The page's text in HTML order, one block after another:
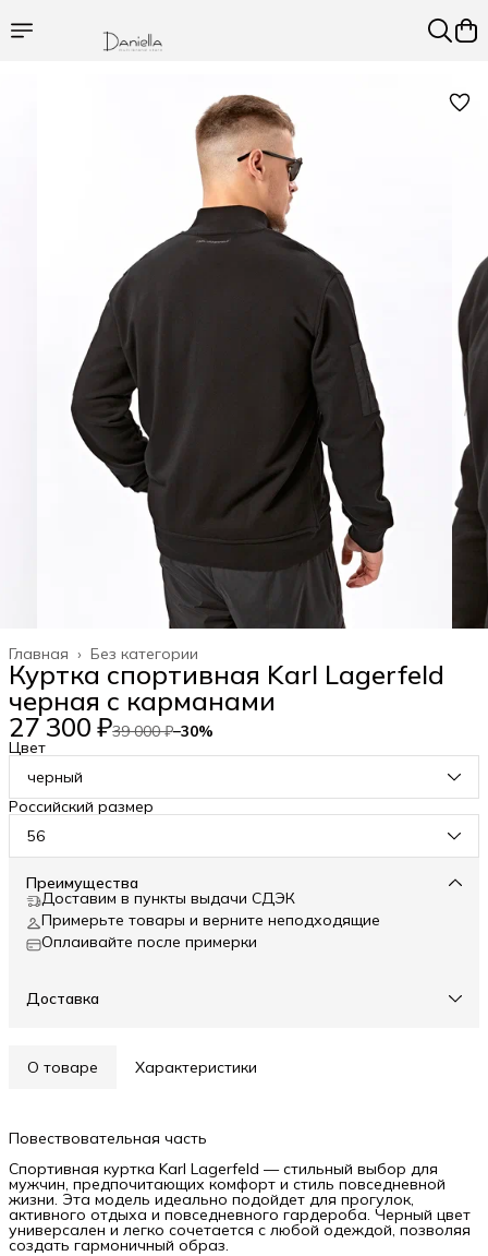
Без категории
Главная ›
Куртка спортивная Karl Lagerfeld
черная с карманами
27 300 ₽39 000 ₽−30%
Цвет
черный
Российский размер
56
Преимущества
Доставим в пункты выдачи СДЭК
Примерьте товары и верните неподходящие
Оплаивайте после примерки
Доставка
О товаре Характеристики
Повествовательная часть
Спортивная куртка Karl Lagerfeld — стильный выбор для
мужчин, предпочитающих комфорт и стиль повседневной
жизни. Эта модель идеально подойдет для прогулок,
активного отдыха и повседневного гардероба. Черный цвет
универсален и легко сочетается с любой одеждой, позволяя
создать гармоничный образ.